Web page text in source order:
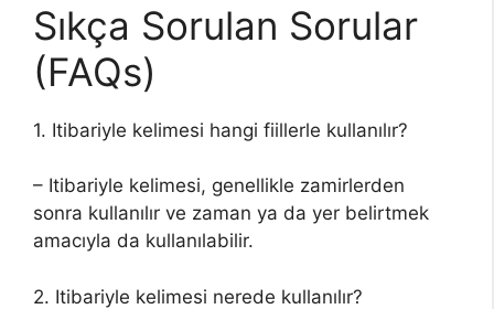
Sıkça Sorulan Sorular
(FAQs)
1. Itibariyle kelimesi hangi fiillerle kullanılır?
– Itibariyle kelimesi, genellikle zamirlerden
sonra kullanılır ve zaman ya da yer belirtmek
amacıyla da kullanılabilir.
2. Itibariyle kelimesi nerede kullanılır?